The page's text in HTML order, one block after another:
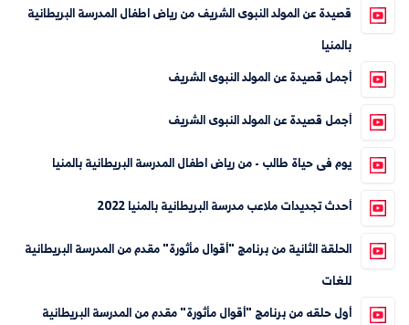
قصيدة عن المولد النبوى الشريف من رياض اطفال المدرسة البريطانية
بالمنيا
أجمل قصيدة عن المولد النبوى الشريف
أجمل قصيدة عن المولد النبوى الشريف
يوم فى حياة طالب - من رياض اطفال المدرسة البريطانية بالمنيا
أحدث تجديدات ملاعب مدرسة البريطانية بالمنيا 2022
الحلقة الثانية من برنامج "أقوال مأثورة" مقدم من المدرسة البريطانية
للغات
أول حلقه من برنامج "أقوال مأثورة" مقدم من المدرسة البريطانية